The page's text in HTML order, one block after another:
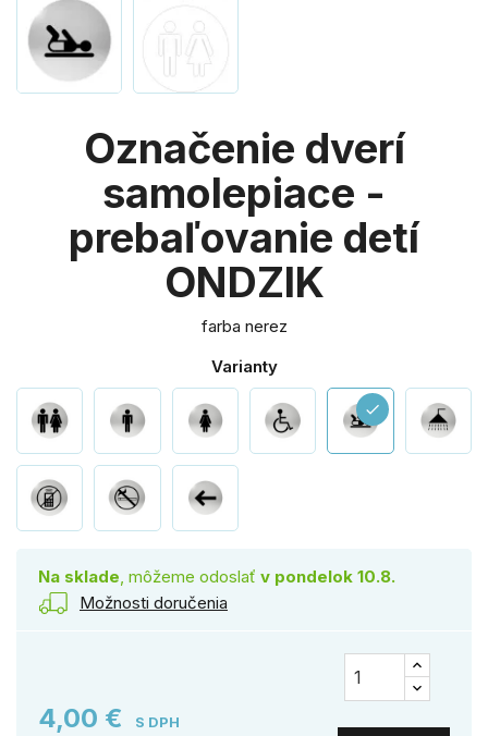
Označenie dverí
samolepiace -
prebaľovanie detí
ONDZIK
farba nerez
Varianty
check
Na sklade, môžeme odoslať v pondelok 10.8.
Možnosti doručenia
4,00 € S DPH